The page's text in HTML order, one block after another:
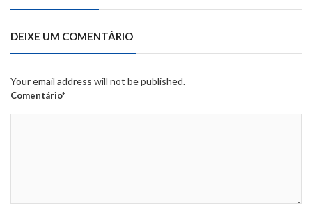
DEIXE UM COMENTÁRIO
Your email address will not be published.
Comentário*